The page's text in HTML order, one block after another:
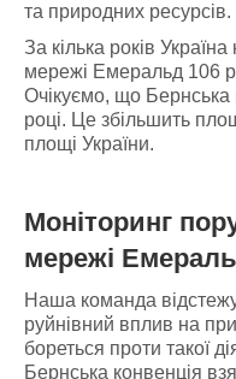
та природних ресурсів.
За кілька років
мережі Емеральд 106
Очікуємо, що Бернська
році. Це збільшить
площі України.
Моніторинг
мережі
Наша команда
руйнівний вплив на
бореться проти такої
Бернська конвенція